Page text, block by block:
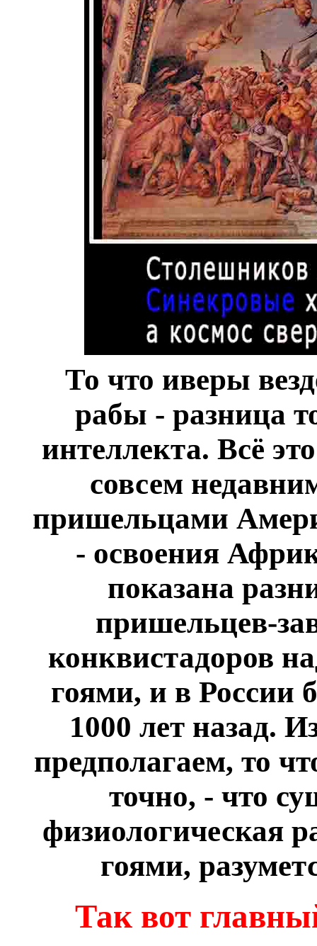
То что иверы
рабы - разница
интеллекта. Всё
совсем
пришельцами
- освоения
показана
пришельцев-
конквистадоров
гоями, и в России
1000 лет назад.
предполагаем, то
точно, - что
физиологическая
гоями,
Так вот